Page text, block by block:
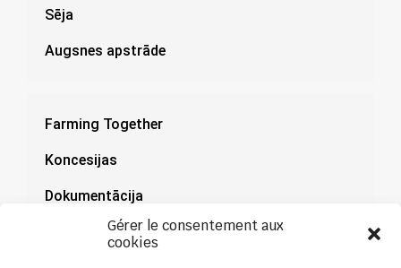
Gérer le consentement aux
cookies
Sēja
Augsnes apstrāde
Farming Together
Koncesijas
Dokumentācija